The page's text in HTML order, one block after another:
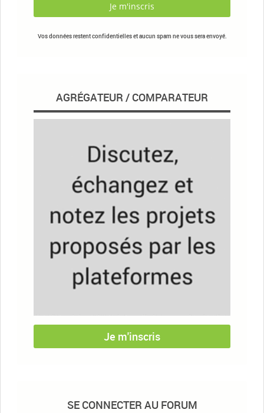
Vos données restent confidentielles et aucun spam ne vous sera envoyé.
AGRÉGATEUR / COMPARATEUR
Je m'inscris
SE CONNECTER AU FORUM